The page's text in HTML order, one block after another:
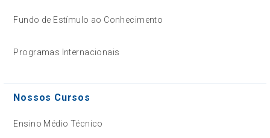
Fundo de Estímulo ao Conhecimento
Programas Internacionais
Nossos Cursos
Ensino Médio Técnico